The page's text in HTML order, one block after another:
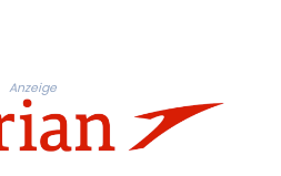
Anzeige